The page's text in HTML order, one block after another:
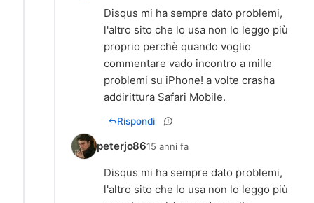
Disqus mi ha sempre dato problemi,
l'altro sito che lo usa non lo leggo più
proprio perchè quando voglio
commentare vado incontro a mille
problemi su iPhone! a volte crasha
addirittura Safari Mobile.
Rispondi
peterjo8615 anni fa
Disqus mi ha sempre dato problemi,
l'altro sito che lo usa non lo leggo più